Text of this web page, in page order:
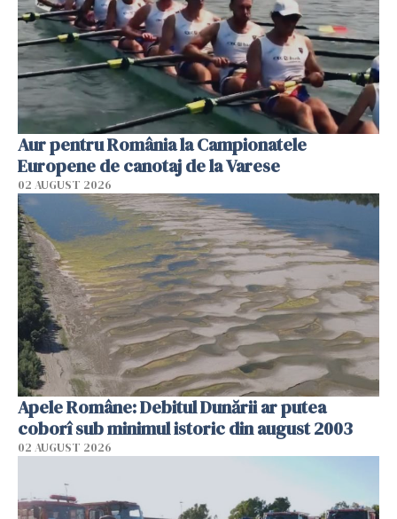
Aur pentru România la Campionatele
Europene de canotaj de la Varese
02 AUGUST 2026
Apele Române: Debitul Dunării ar putea
coborî sub minimul istoric din august 2003
02 AUGUST 2026